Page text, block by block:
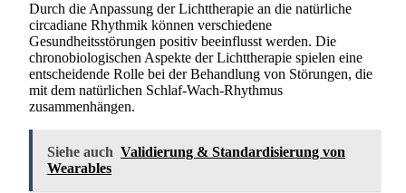
Durch die Anpassung der Lichttherapie an die natürliche
circadiane Rhythmik können verschiedene
Gesundheitsstörungen positiv beeinflusst werden. Die
chronobiologischen Aspekte der Lichttherapie spielen eine
entscheidende Rolle bei der Behandlung von Störungen, die
mit dem natürlichen Schlaf-Wach-Rhythmus
zusammenhängen.
Siehe auch Validierung & Standardisierung von
Wearables